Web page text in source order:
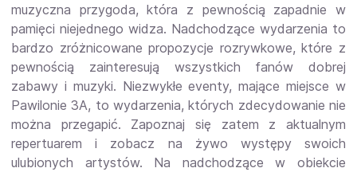
muzyczna przygoda, która z pewnością zapadnie w
pamięci niejednego widza. Nadchodzące wydarzenia to
bardzo zróżnicowane propozycje rozrywkowe, które z
pewnością zainteresują wszystkich fanów dobrej
zabawy i muzyki. Niezwykłe eventy, mające miejsce w
Pawilonie 3A, to wydarzenia, których zdecydowanie nie
można przegapić. Zapoznaj się zatem z aktualnym
repertuarem i zobacz na żywo występy swoich
ulubionych artystów. Na nadchodzące w obiekcie